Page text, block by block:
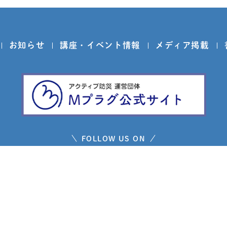
お知らせ 講座・イベント情報 メディア掲載
FOLLOW US ON